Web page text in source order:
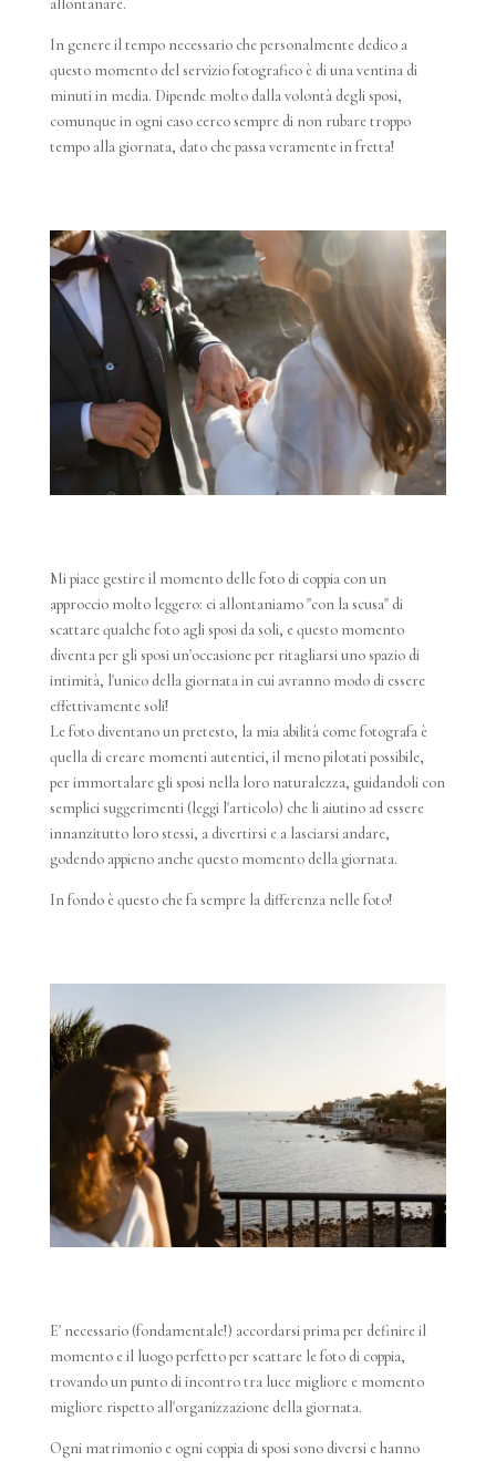
In genere il tempo necessario che personalmente dedico a
questo momento del servizio fotografico è di una ventina di
minuti in media. Dipende molto dalla volontà degli sposi,
comunque in ogni caso cerco sempre di non rubare troppo
tempo alla giornata, dato che passa veramente in fretta!
Mi piace gestire il momento delle foto di coppia con un
approccio molto leggero: ci allontaniamo "con la scusa" di
scattare qualche foto agli sposi da soli, e questo momento
diventa per gli sposi un'occasione per ritagliarsi uno spazio di
intimità, l'unico della giornata in cui avranno modo di essere
effettivamente soli!
Le foto diventano un pretesto, la mia abilità come fotografa è
quella di creare momenti autentici, il meno pilotati possibile,
per immortalare gli sposi nella loro naturalezza, guidandoli con
semplici suggerimenti (leggi l'articolo) che li aiutino ad essere
innanzitutto loro stessi, a divertirsi e a lasciarsi andare,
godendo appieno anche questo momento della giornata.
In fondo è questo che fa sempre la differenza nelle foto!
E' necessario (fondamentale!) accordarsi prima per definire il
momento e il luogo perfetto per scattare le foto di coppia,
trovando un punto di incontro tra luce migliore e momento
migliore rispetto all'organizzazione della giornata.
Ogni matrimonio e ogni coppia di sposi sono diversi e hanno